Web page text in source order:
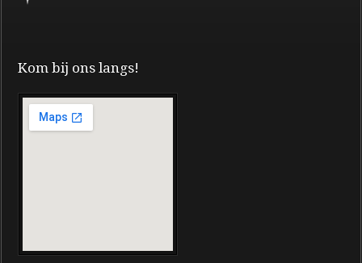
Kom bij ons langs!